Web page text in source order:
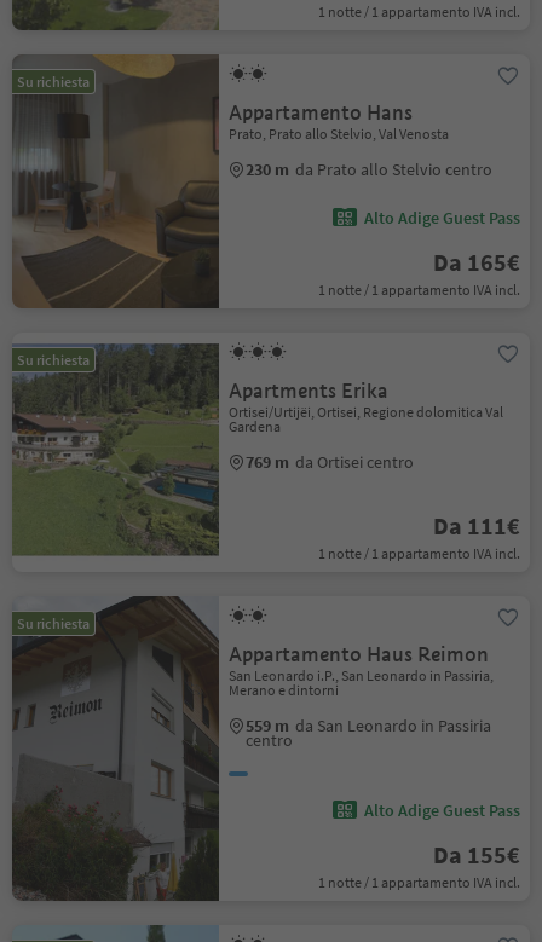
1 notte / 1 appartamento IVA incl.
Su richiesta
Appartamento Hans
Prato, Prato allo Stelvio, Val Venosta
230 m da Prato allo Stelvio centro
Alto Adige Guest Pass
Da 165€
1 notte / 1 appartamento IVA incl.
Su richiesta
Apartments Erika
Ortisei/Urtijëi, Ortisei, Regione dolomitica Val
Gardena
769 m da Ortisei centro
Da 111€
1 notte / 1 appartamento IVA incl.
Su richiesta
Appartamento Haus Reimon
San Leonardo i.P., San Leonardo in Passiria,
Merano e dintorni
559 m da San Leonardo in Passiria
centro
Alto Adige Guest Pass
Da 155€
1 notte / 1 appartamento IVA incl.